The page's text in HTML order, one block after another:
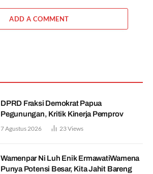
ADD A COMMENT
DPRD Fraksi Demokrat Papua
Pegunungan, Kritik Kinerja Pemprov
7 Agustus 2026 23Views
Wamenpar Ni Luh Enik ErmawatiWamena
Punya Potensi Besar, Kita Jahit Bareng